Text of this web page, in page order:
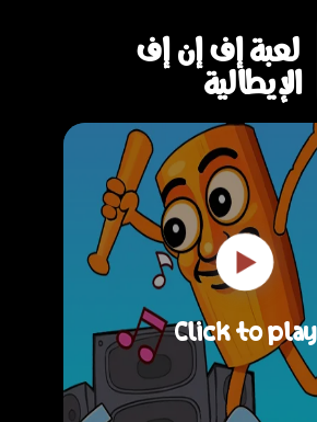
لعبة إف إن إف
الإيطالية
Click to play